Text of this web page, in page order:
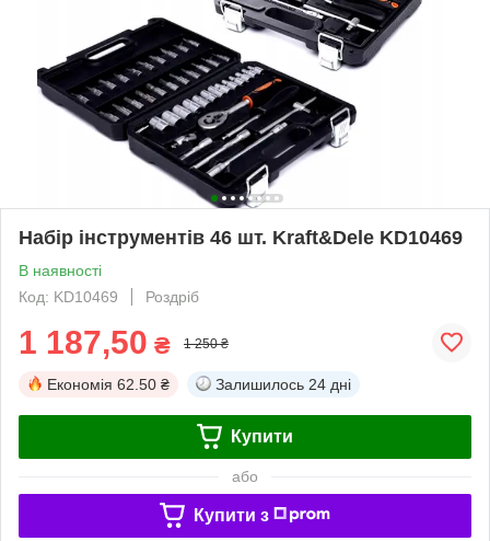
Набір інструментів 46 шт. Kraft&Dele KD10469
В наявності
Код: KD10469
Роздріб
1 187,50 ₴ 1 250 ₴
Економія 62.50 ₴ Залишилось 24 дні
Купити
або
Купити з